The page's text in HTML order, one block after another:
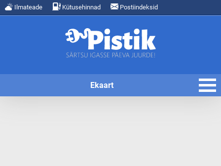
Ilmateade Kütusehinnad Postiindeksid
Ekaart